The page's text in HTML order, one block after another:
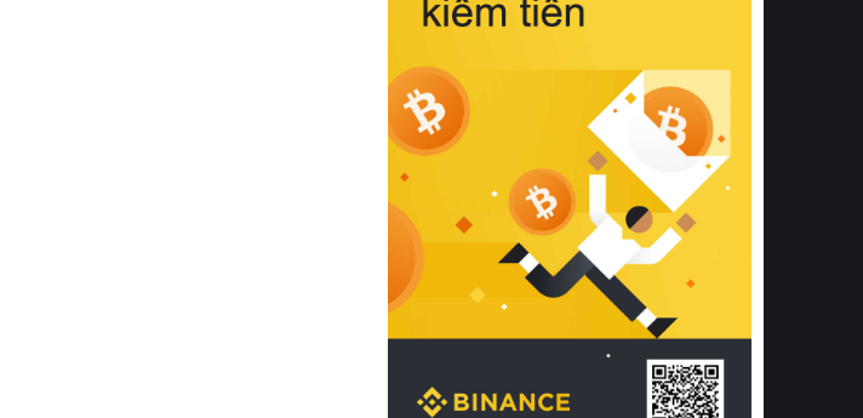
sản phẩm đạt chuẩn chất lượng quốc
tế còn giúp ngăn ngừa tình trạng kích
khuẩn và nấm mốc trong điều kiện
thời tiết nóng ẩm. Bạn có thể tìm hiểu
thêm các nghiên cứu khoa học về tác
động của giấc ngủ và môi trường
phòng ngủ đối với sức khỏe con
người tại Sleep Foundation (External
Link) để có cái nhìn toàn diện hơn.
2. Các tiêu chí vàng khi lựa chọn
chăn ga gối đệm cao cấp cho phòng
ngủ
Để sở hữu một bộ chăn ga gối đệm
cao cấp hoàn hảo cả về thẩm mỹ lẫn
công năng, người tiêu dùng cần cân
nhắc kỹ lưỡng các tiêu chí quan trọng